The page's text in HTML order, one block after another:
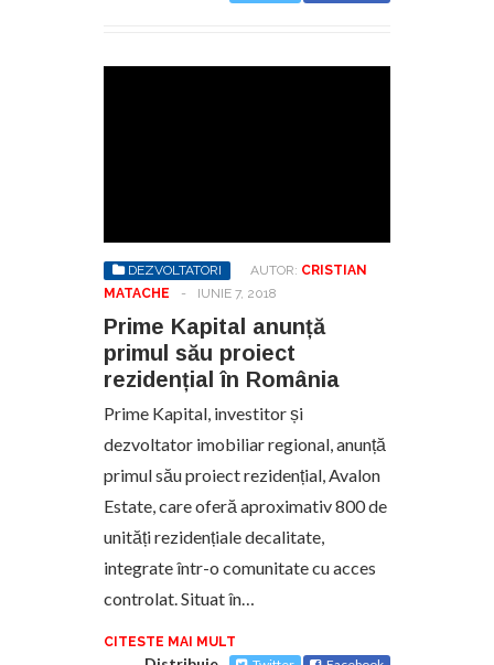
DEZVOLTATORI AUTOR: CRISTIAN
MATACHE
- IUNIE 7, 2018
Prime Kapital anunță
primul său proiect
rezidențial în România
Prime Kapital, investitor și
dezvoltator imobiliar regional, anunță
primul său proiect rezidențial, Avalon
Estate, care oferă aproximativ 800 de
unități rezidențiale decalitate,
integrate într-o comunitate cu acces
controlat. Situat în…
CITESTE MAI MULT